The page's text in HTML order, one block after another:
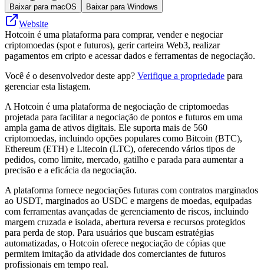
Baixar para macOS Baixar para Windows
Website
Hotcoin é uma plataforma para comprar, vender e negociar
criptomoedas (spot e futuros), gerir carteira Web3, realizar
pagamentos em cripto e acessar dados e ferramentas de negociação.
Você é o desenvolvedor deste app? Verifique a propriedade para
gerenciar esta listagem.
A Hotcoin é uma plataforma de negociação de criptomoedas
projetada para facilitar a negociação de pontos e futuros em uma
ampla gama de ativos digitais. Ele suporta mais de 560
criptomoedas, incluindo opções populares como Bitcoin (BTC),
Ethereum (ETH) e Litecoin (LTC), oferecendo vários tipos de
pedidos, como limite, mercado, gatilho e parada para aumentar a
precisão e a eficácia da negociação.
A plataforma fornece negociações futuras com contratos marginados
ao USDT, marginados ao USDC e margens de moedas, equipadas
com ferramentas avançadas de gerenciamento de riscos, incluindo
margem cruzada e isolada, abertura reversa e recursos protegidos
para perda de stop. Para usuários que buscam estratégias
automatizadas, o Hotcoin oferece negociação de cópias que
permitem imitação da atividade dos comerciantes de futuros
profissionais em tempo real.